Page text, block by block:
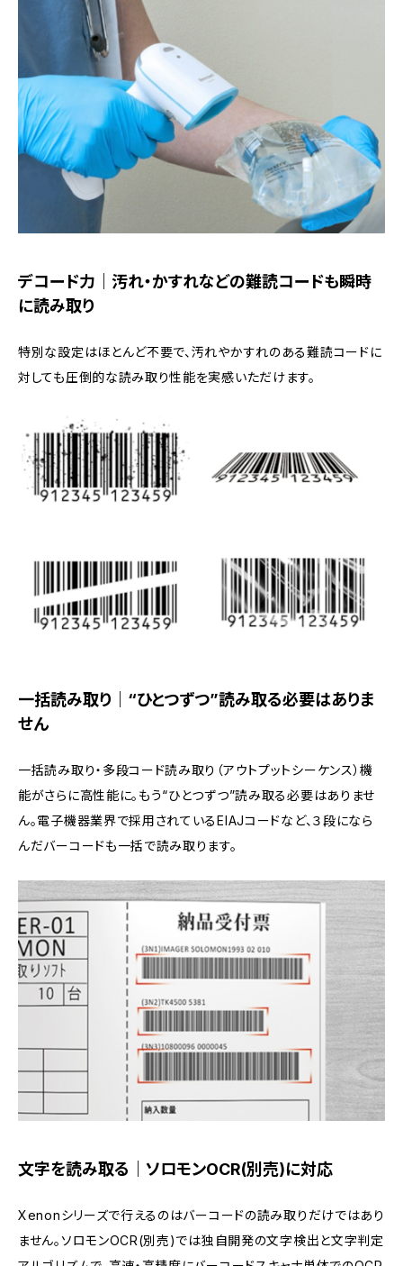
デコード力｜汚れ・かすれなどの難読コードも瞬時
に読み取り
特別な設定はほとんど不要で、汚れやかすれのある難読コードに
対しても圧倒的な読み取り性能を実感いただけます。
一括読み取り｜“ひとつずつ”読み取る必要はありま
せん
一括読み取り・多段コード読み取り（アウトプットシーケンス）機
能がさらに高性能に。もう“ひとつずつ”読み取る必要はありませ
ん。電子機器業界で採用されているEIAJコードなど、３段になら
んだバーコードも一括で読み取ります。
文字を読み取る｜ソロモンOCR(別売)に対応
Xenonシリーズで行えるのはバーコードの読み取りだけではあり
ません。ソロモンOCR(別売)では独自開発の文字検出と文字判定